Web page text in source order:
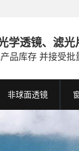
学透镜、滤
品库存 并接受批
非球面透镜